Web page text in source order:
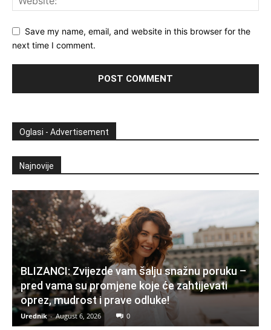
Save my name, email, and website in this browser for the
next time I comment.
Oglasi - Advertisement
Najnovije
BLIZANCI: Zvijezde vam šalju snažnu poruku –
pred vama su promjene koje će zahtijevati
oprez, mudrost i prave odluke!
Urednik - August 6, 2026 0